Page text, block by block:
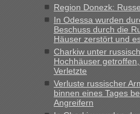
„Hallo Leute, ich weiß nicht,
Anfrage. Ich möchte 4
Straßen Kleidung bei der
mitnehmen. Es ist gebrauchte
Berichte und Reisetipps
Grenzübergang zwischen
schnellsten?
„Wir sind mit unserem
Region Donezk:
In Odessa wurden
Beschuss durch die
Häuser zerstört und
Charkiw unter
Hochhäuser
Verletzte
Verluste russischer
binnen eines Tages
Angreifern